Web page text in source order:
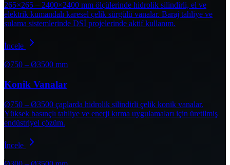
265×265 – 2400×2400 mm ölçülerinde hidrolik silindirli, el ve
elektrik kumandalı karesel çelik sürgülü vanalar. Baraj tahliye ve
sulama sistemlerinde DSİ projelerinde aktif kullanım.
İncele
Ø750 – Ø3500 mm
Konik Vanalar
Ø750 – Ø3500 çaplarda hidrolik silindirli çelik konik vanalar.
Yüksek basınçlı tahliye ve enerji kırma uygulamaları için üretilmiş
endüstriyel çözüm.
İncele